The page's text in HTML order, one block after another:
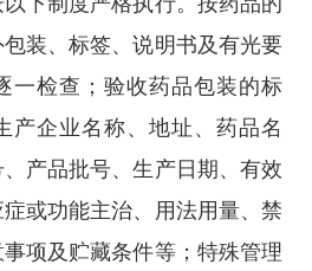
装、标签、说明书及有光要
一检查；验收药品包装的标
产企业名称、地址、药品名
产品批号、生产日期、有效
或功能主治、用法用量、禁
项及贮藏条件等；特殊管理